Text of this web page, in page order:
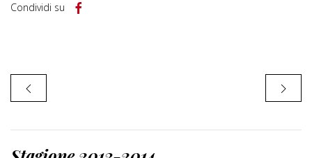
Condividi su